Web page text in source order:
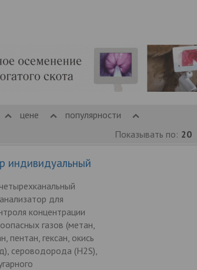
цене
популярности
Показывать по: 20
индивидуальный
для
концентрации
газов (метан,
пентан, гексан, окись
сероводорода (Н2S),